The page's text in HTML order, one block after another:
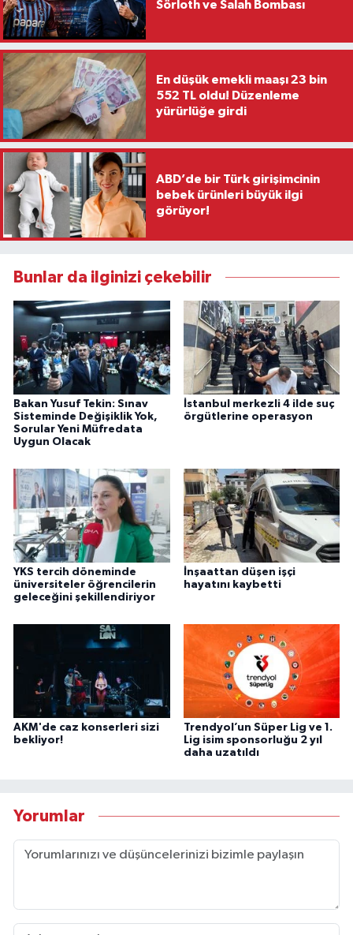
Sörloth ve Salah Bombası
En düşük emekli maaşı 23 bin
552 TL oldu! Düzenleme
yürürlüğe girdi
ABD’de bir Türk girişimcinin
bebek ürünleri büyük ilgi
görüyor!
Bunlar da ilginizi çekebilir
Bakan Yusuf Tekin: Sınav
Sisteminde Değişiklik Yok,
Sorular Yeni Müfredata
Uygun Olacak
İstanbul merkezli 4 ilde suç
örgütlerine operasyon
YKS tercih döneminde
üniversiteler öğrencilerin
geleceğini şekillendiriyor
İnşaattan düşen işçi
hayatını kaybetti
AKM'de caz konserleri sizi
bekliyor!
Trendyol’un Süper Lig ve 1.
Lig isim sponsorluğu 2 yıl
daha uzatıldı
Yorumlar